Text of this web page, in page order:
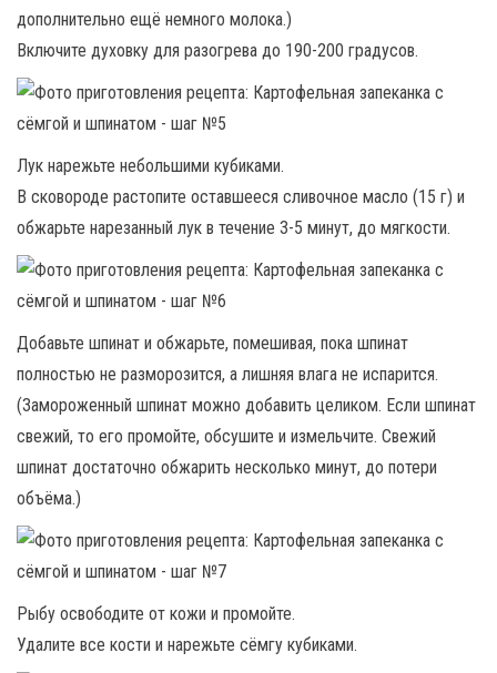
дополнительно ещё немного молока.)
Включите духовку для разогрева до 190-200 градусов.
Лук нарежьте небольшими кубиками.
В сковороде растопите оставшееся сливочное масло (15 г) и
обжарьте нарезанный лук в течение 3-5 минут, до мягкости.
Добавьте шпинат и обжарьте, помешивая, пока шпинат
полностью не разморозится, а лишняя влага не испарится.
(Замороженный шпинат можно добавить целиком. Если шпинат
свежий, то его промойте, обсушите и измельчите. Свежий
шпинат достаточно обжарить несколько минут, до потери
объёма.)
Рыбу освободите от кожи и промойте.
Удалите все кости и нарежьте сёмгу кубиками.